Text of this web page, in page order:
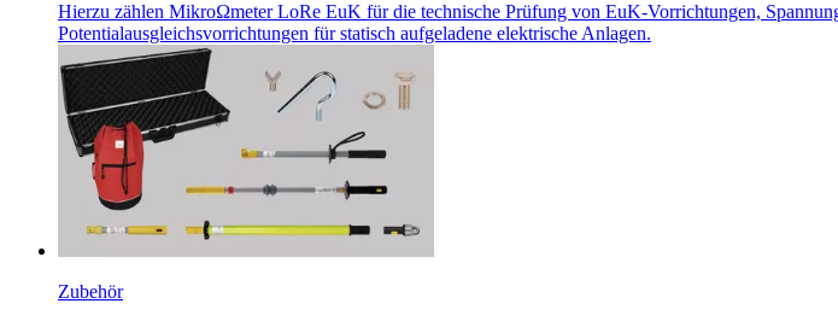
Hierzu zählen MikroΩmeter LoRe EuK für die technische Prüfung von EuK-Vorrichtungen,
Potentialausgleichsvorrichtungen für statisch aufgeladene elektrische Anlagen.
Zubehör